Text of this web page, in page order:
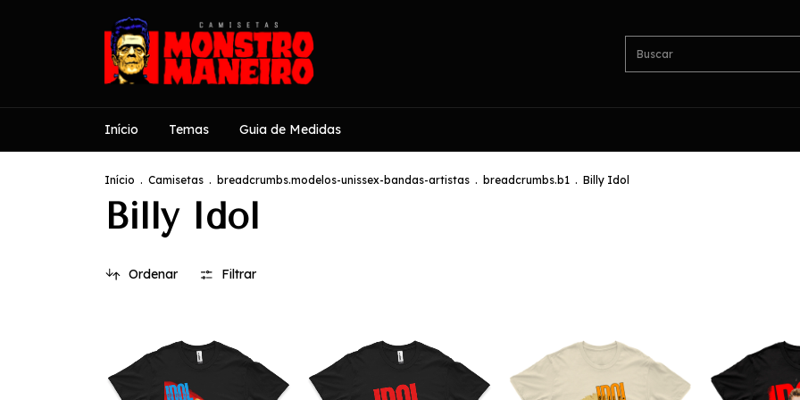
Início Temas Guia de Medidas
Início . Camisetas . breadcrumbs.modelos-unissex-bandas-artistas . breadcrumbs.b1 . Billy Idol
Billy Idol
Ordenar Filtrar